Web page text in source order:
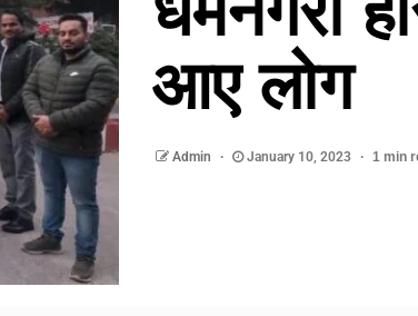
आए लोग
Admin January 10, 2023 1 min